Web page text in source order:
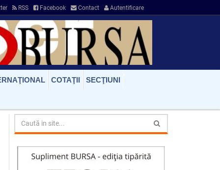
RSS Facebook Contact Autentificare
COTAŢII SECŢIUNI